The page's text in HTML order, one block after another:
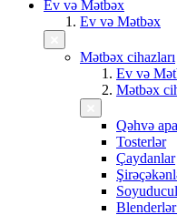
Ev və Mətbəx
Ev və Mətbəx
Mətbəx cihazları
Ev və
Mətbəx
Qəhvə
Tosterlər
Çaydanlar